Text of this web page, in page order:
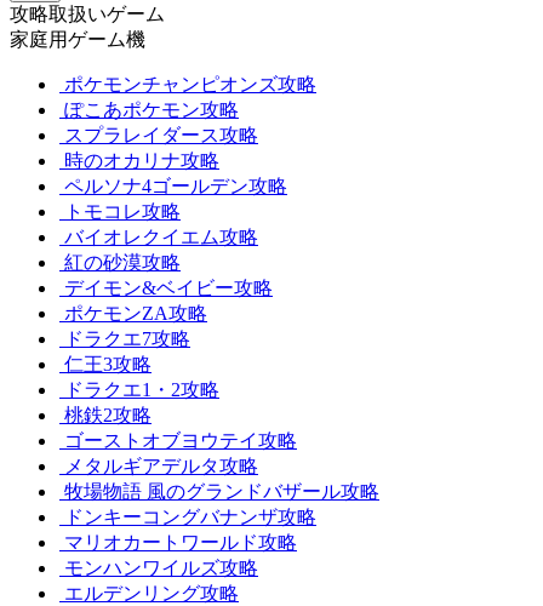
攻略取扱いゲーム
家庭用ゲーム機
ポケモンチャンピオンズ攻略
ぽこあポケモン攻略
スプラレイダース攻略
時のオカリナ攻略
ペルソナ4ゴールデン攻略
トモコレ攻略
バイオレクイエム攻略
紅の砂漠攻略
デイモン&ベイビー攻略
ポケモンZA攻略
ドラクエ7攻略
仁王3攻略
ドラクエ1・2攻略
桃鉄2攻略
ゴーストオブヨウテイ攻略
メタルギアデルタ攻略
牧場物語 風のグランドバザール攻略
ドンキーコングバナンザ攻略
マリオカートワールド攻略
モンハンワイルズ攻略
エルデンリング攻略